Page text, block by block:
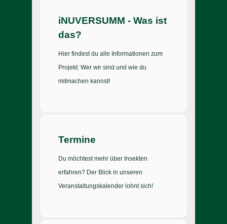
iNUVERSUMM - Was ist
das?
Hier findest du alle Informationen zum
Projekt: Wer wir sind und wie du
mitmachen kannst!
Termine
Du möchtest mehr über Insekten
erfahren? Der Blick in unseren
Veranstaltungskalender lohnt sich!